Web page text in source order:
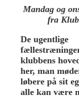
Mandag og
fra
De ugentlige
klubbens
her, man
løbere på sit
alle kan være